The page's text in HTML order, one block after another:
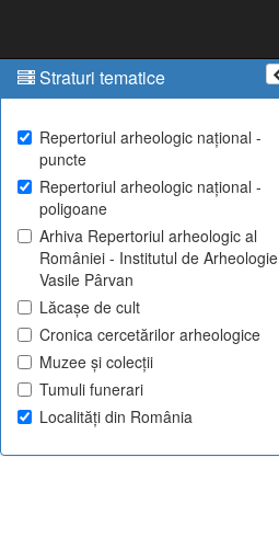
Straturi tematice
Repertoriul arheologic național -
puncte
Repertoriul arheologic național -
poligoane
Arhiva Repertoriul arheologic al
României - Institutul de Arheologie
Vasile Pârvan
Lăcașe de cult
Cronica cercetărilor arheologice
Muzee și colecții
Tumuli funerari
Localități din România